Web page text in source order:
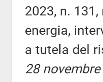
2023, n.
energia,
a tutela del
28